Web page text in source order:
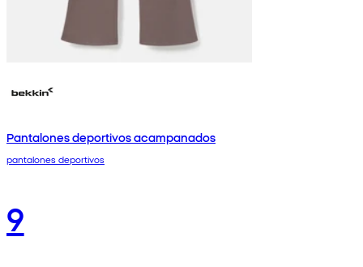
Pantalones deportivos acampanados
pantalones deportivos
9